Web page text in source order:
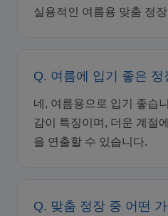
실용적인 여름용 맞춤 정
Q. 여름에 입기 좋은 정
네, 여름용으로 입기 좋습
감이 특징이며, 더운 계절
을 연출할 수 있습니다.
Q. 맞춤 정장 중 어떤